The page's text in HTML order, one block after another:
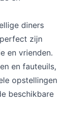
diners
zijn
en vrienden.
en fauteuils,
opstellingen
beschikbare